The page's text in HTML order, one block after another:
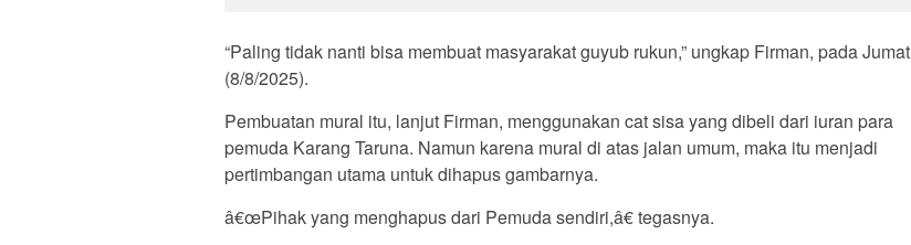
“Paling tidak nanti bisa membuat masyarakat guyub rukun,” ungkap Firman, pada Jumat
(8/8/2025).
Pembuatan mural itu, lanjut Firman, menggunakan cat sisa yang dibeli dari iuran para
pemuda Karang Taruna. Namun karena mural di atas jalan umum, maka itu menjadi
pertimbangan utama untuk dihapus gambarnya.
â€œPihak yang menghapus dari Pemuda sendiri,â€ tegasnya.